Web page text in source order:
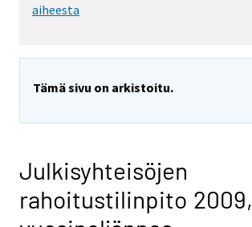
aiheesta
Tämä sivu on arkistoitu.
Julkisyhteisöjen
rahoitustilinpito 2009,